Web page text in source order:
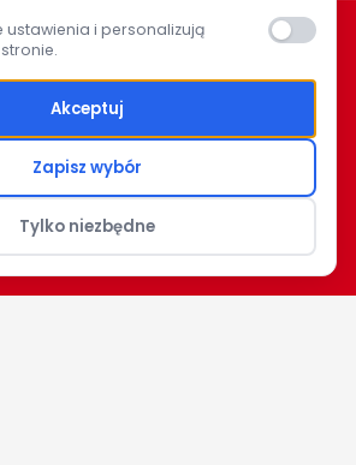
BIAŁOSTOCKIEJ
ustawienia i personalizują
Akceptuj
Zapisz wybór
Tylko niezbędne